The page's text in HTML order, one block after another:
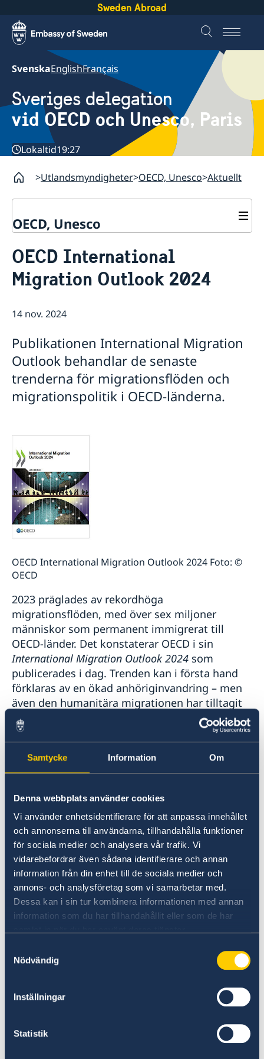
Samtycke Information Om
Denna webbplats använder cookies
Vi använder enhetsidentifierare för att anpassa innehållet
och annonserna till användarna, tillhandahålla funktioner
för sociala medier och analysera vår trafik. Vi
vidarebefordrar även sådana identifierare och annan
information från din enhet till de sociala medier och
annons- och analysföretag som vi samarbetar med.
Dessa kan i sin tur kombinera informationen med annan
information som du har tillhandahållit eller som de har
Nödvändig
Inställningar
Statistik
Sweden Abroad
SvenskaEnglishFrançais
Sveriges delegation
vid OECD och Unesco, Paris
Lokaltid19:27
Utlandsmyndigheter OECD, Unesco Aktuellt
OECD, Unesco
Om oss
Praktisk information för delegater
Sverige och OECD
OECD:s kommande program
Sverige och Unesco
Adressregister - Medlemsländernas delegationer
Aktuellt
OECD International
Migration Outlook 2024
14 nov. 2024
Publikationen International Migration
Outlook behandlar de senaste
trenderna för migrationsflöden och
migrationspolitik i OECD-länderna.
OECD International Migration Outlook 2024 Foto: ©
OECD
2023 präglades av rekordhöga
migrationsflöden, med över sex miljoner
människor som permanent immigrerat till
OECD-länder. Det konstaterar OECD i sin
International Migration Outlook 2024 som
publicerades i dag. Trenden kan i första hand
förklaras av en ökad anhöriginvandring – men
även den humanitära migrationen har tilltagit
markant. Enligt rapporten steg antalet nya
asylansökningar med 30 % i OECD:s
medlemsländer, vilket huvudsakligen beror på
situationen i USA. Därtill ökade såväl den
tillfälliga arbetskraftsinvandringen som flödet
Rapporten visar att sysselsättningsgraden
bland migranter har ökat, med historiskt höga
nivåer i länder som Kanada, Storbritannien och
USA. Integrationen av ukrainska flyktingar på
arbetsmarknaden varierar i stor utsträckning
mellan länder, där bland annat Polen och
Litauen har lyckats bäst. I rapporten framhålls
genom EU:s antagande av en ny migrations-
och asylpakt. Noterbart är också att Sverige var
ett av de länder där invandringen minskade
under 2023.
Läs mer på OECD:s hemsida